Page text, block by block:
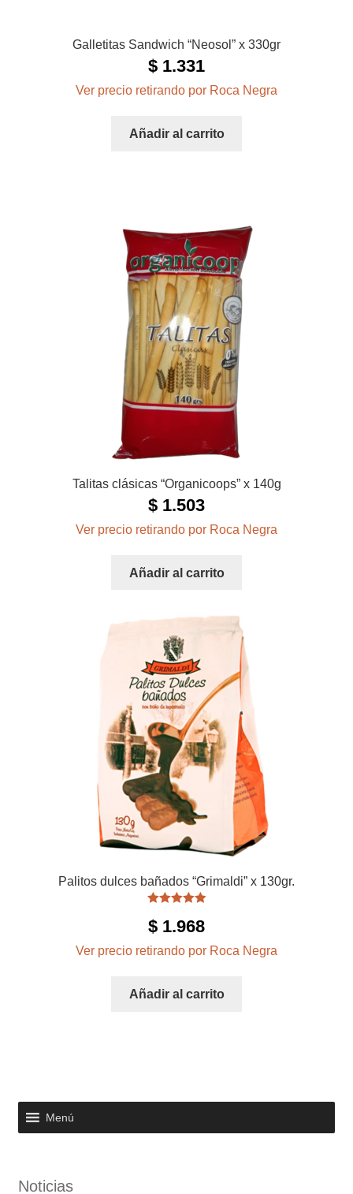
Galletitas Sandwich “Neosol” x 330gr
$ 1.331
Ver precio retirando por Roca Negra
Añadir al carrito
Talitas clásicas “Organicoops” x 140g
$ 1.503
Ver precio retirando por Roca Negra
Añadir al carrito
Palitos dulces bañados “Grimaldi” x 130gr.
5.00de 5
$ 1.968
Ver precio retirando por Roca Negra
Añadir al carrito
Menú
Noticias